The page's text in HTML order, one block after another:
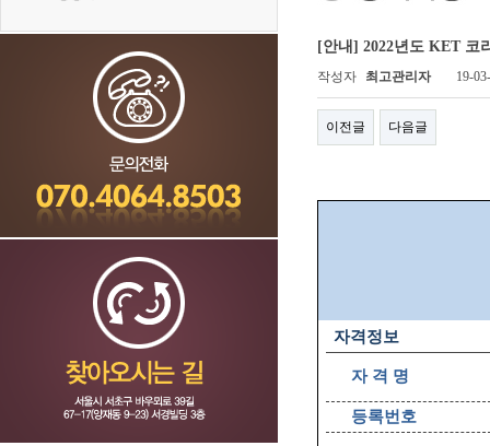
[안내] 2022년도 KET 코
작성자 최고관리자 19-
이전글 다음글
자격정보
자 격 명
등록번호